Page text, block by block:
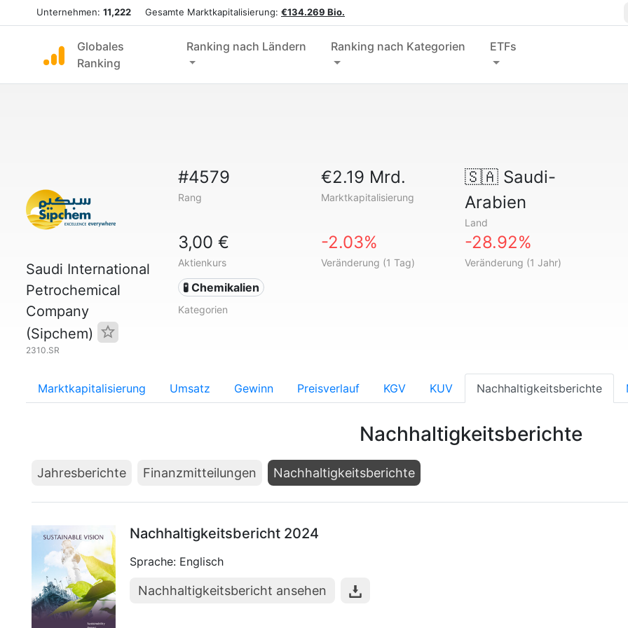
Unternehmen: 11,222 Gesamte Marktkapitalisierung: €134.269 Bio.
Globales
Ranking
Ranking nach Ländern Ranking nach Kategorien ETFs
Saudi International
Petrochemical
Company
(Sipchem)
2310.SR
#4579
Rang
€2.19 Mrd.
Marktkapitalisierung
🇸🇦Saudi-
Arabien
Land
3,00 €
Aktienkurs
-2.03%
Veränderung (1 Tag)
-28.92%
Veränderung (1 Jahr)
🧪 Chemikalien
Kategorien
Marktkapitalisierung Umsatz Gewinn Preisverlauf KGV KUV Nachhaltigkeitsberichte
Nachhaltigkeitsberichte
Jahresberichte Finanzmitteilungen Nachhaltigkeitsberichte
Nachhaltigkeitsbericht 2024
Sprache: Englisch
Nachhaltigkeitsbericht ansehen